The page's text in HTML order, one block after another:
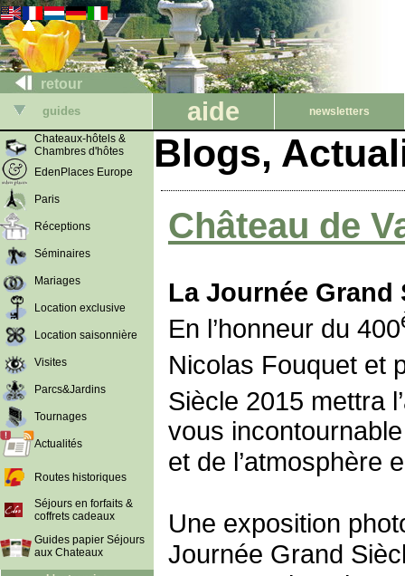
retour
guides aide newsletters
Chateaux-hôtels &
Chambres d'hôtes
EdenPlaces Europe
Paris
Réceptions
Séminaires
Mariages
Location exclusive
Location saisonnière
Visites
Parcs&Jardins
Tournages
Actualités
Routes historiques
Séjours en forfaits &
coffrets cadeaux
Guides papier Séjours
aux Chateaux
Blogs,
Château de
La Journée Grand
En l’honneur du 400
Nicolas Fouquet et
Siècle 2015 mettra
vous
et de l’atmosphère
Une exposition
Journée Grand